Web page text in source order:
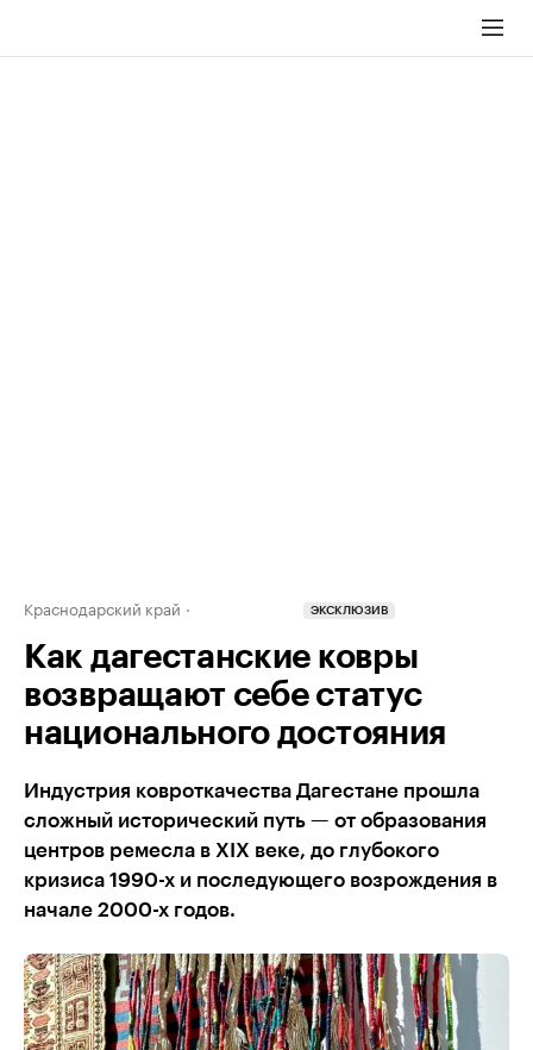
Краснодарский край ЭКСКЛЮЗИВ
Как дагестанские ковры
возвращают себе статус
национального достояния
Индустрия ковроткачества Дагестане прошла
сложный исторический путь — от образования
центров ремесла в XIX веке, до глубокого
кризиса 1990-х и последующего возрождения в
начале 2000-х годов.